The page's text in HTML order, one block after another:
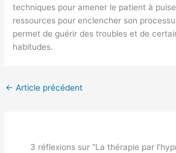
techniques pour amener le patient à
ressources pour enclencher son
permet de guérir des troubles et de
habitudes.
← Article précédent
3 réflexions sur “La thérapie par